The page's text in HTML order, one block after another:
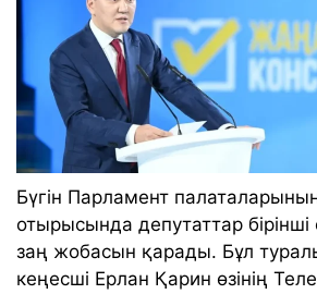
Бүгін Парламент
отырысында депутаттар
заң жобасын қарады. Бұл
кеңесші Ерлан Қарин өзінің